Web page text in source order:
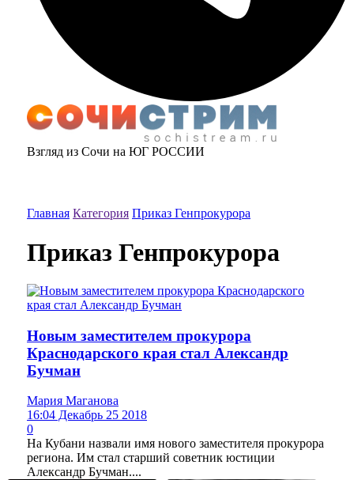
Взгляд из Сочи на ЮГ РОССИИ
Главная Категория Приказ Генпрокурора
Приказ Генпрокурора
Новым заместителем прокурора
Краснодарского края стал Александр
Бучман
Мария Маганова
16:04 Декабрь 25 2018
0
На Кубани назвали имя нового заместителя прокурора
региона. Им стал старший советник юстиции
Александр Бучман....